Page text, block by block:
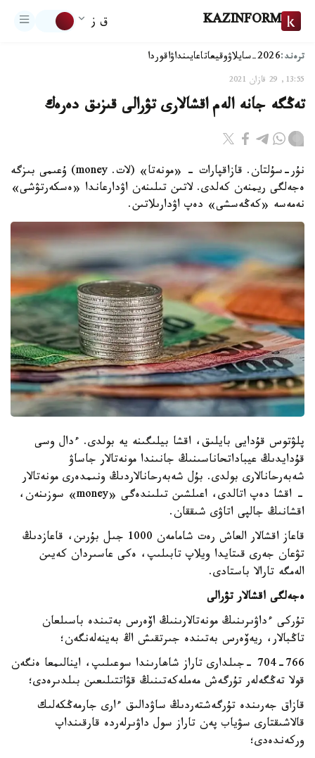
KAZINFORM ق ز
ترەند:2026-سايلاۋ وقيعاتاعايىنداۋاقوردا
13:55, 29 قازان 2021
تەڭگە جانە الەم اقشالارى تۋرالى قىزىق دەرەك
نۇر-سۇلتان. قازاقپارات - «مونەتا» (لات. money) ۇعىمى بىزگە
ەجەلگى ريمنەن كەلدى. لاتىن تىلىنەن اۋدارعاندا «ەسكەرتۋشى»
نەمەسە «كەڭەسشى» دەپ اۋدارىلاتىن.
پلۋتوس قۇدايى بايلىق، اقشا بيلىگىنە يە بولدى. ءدال وسى
قۇدايدىڭ عيباداتحاناسىنىڭ جانىندا مونەتالار جاساۋ
شەبەرحانالارى بولدى. بۇل شەبەرحانالاردىڭ ونىمدەرى مونەتالار
- اقشا دەپ اتالدى، اعىلشىن تىلىندەگى «money» سوزىنەن،
اقشانىڭ جالپى اتاۋى شىققان.
قاعاز اقشالار العاش رەت شامامەن 1000 جىل بۇرىن، قاعازدىڭ
تۋعان جەرى قىتايدا ويلاپ تابىلىپ، ەكى عاسىردان كەيىن
الەمگە تارالا باستادى.
ەجەلگى اقشالار تۋرالى
تۇركى ءداۋىرىنىڭ مونەتالارىنىڭ اۆەرس بەتىندە باسىلعان
تاڭبالار، ريەۆەرس بەتىندە جىرتقىش اڭ بەينەلەنگەن؛
704-766 -جىلدارى تاراز شاھارىندا سوعىلىپ، اينالىمعا ەنگەن
قولا تەڭگەلەر تۇرگەش مەملەكەتىنىڭ قۋاتتىلىعىن بىلدىرەدى؛
قازاق جەرىندە تۇرگەشتەردىڭ ساۋدالىق ءارى جارمەڭكەلىك
قالاشىقتارى سۋياب پەن تاراز سول داۋىرلەردە قارقىنداپ
وركەندەدى؛